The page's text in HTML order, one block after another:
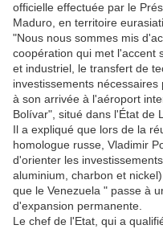
officielle effectuée par le
Maduro, en territoire
"Nous nous sommes mis
coopération qui met l'accent
et industriel, le transfert de
investissements
à son arrivée à l'aéroport
Bolívar", situé dans l'État de
Il a expliqué que lors de la
homologue russe, Vladimir
d'orienter les
aluminium, charbon et
que le Venezuela " passe à
d'expansion permanente.
Le chef de l'Etat, qui a